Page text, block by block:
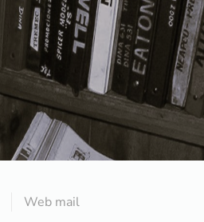
Web mail